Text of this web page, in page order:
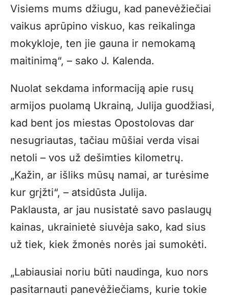
Visiems mums džiugu, kad panevėžiečiai
vaikus aprūpino viskuo, kas reikalinga
mokykloje, ten jie gauna ir nemokamą
maitinimą“, – sako J. Kalenda.
Nuolat sekdama informaciją apie rusų
armijos puolamą Ukrainą, Julija guodžiasi,
kad bent jos miestas Opostolovas dar
nesugriautas, tačiau mūšiai verda visai
netoli – vos už dešimties kilometrų.
„Kažin, ar išliks mūsų namai, ar turėsime
kur grįžti“, – atsidūsta Julija.
Paklausta, ar jau nusistatė savo paslaugų
kainas, ukrainietė siuvėja sako, kad sius
už tiek, kiek žmonės norės jai sumokėti.
„Labiausiai noriu būti naudinga, kuo nors
pasitarnauti panevėžiečiams, kurie tokie